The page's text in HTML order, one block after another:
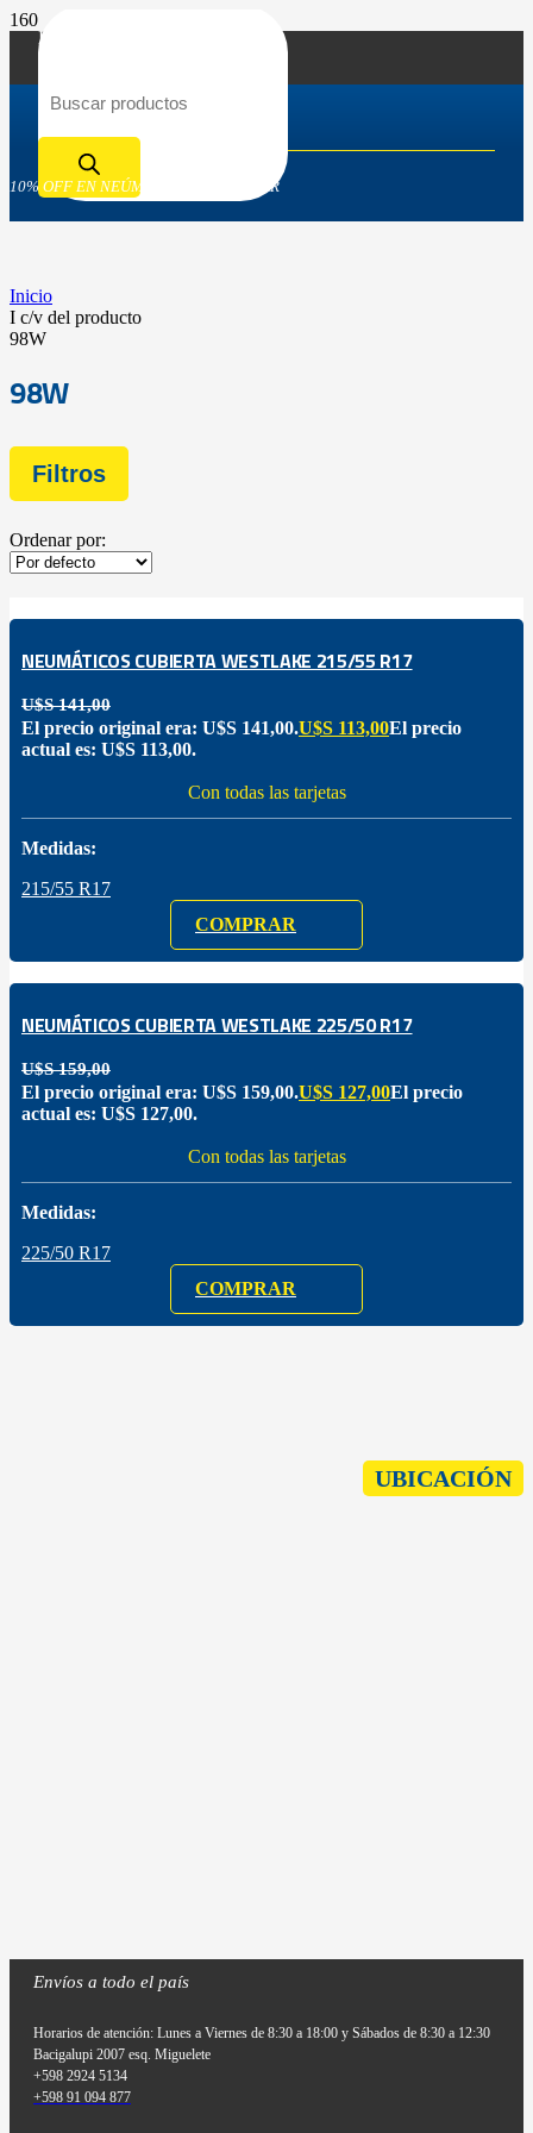
Búsqueda de productos
10% OFF EN NEÚMATICOS GOODYEAR
Inicio
I c/v del producto
98W
98W
Filtros
Ordenar por:
NEUMÁTICOS CUBIERTA WESTLAKE 215/55 R17
U$S141,00
El precio original era: U$S 141,00.U$S 113,00El precio
actual es: U$S 113,00.
Con todas las tarjetas
Medidas:
215/55 R17
COMPRAR
NEUMÁTICOS CUBIERTA WESTLAKE 225/50 R17
U$S159,00
El precio original era: U$S 159,00.U$S 127,00El precio
actual es: U$S 127,00.
Con todas las tarjetas
Medidas:
225/50 R17
COMPRAR
UBICACIÓN
Envíos a todo el país
Horarios de atención: Lunes a Viernes de 8:30 a 18:00 y Sábados de 8:30 a 12:30
Bacigalupi 2007 esq. Miguelete
+598 2924 5134
+598 91 094 877